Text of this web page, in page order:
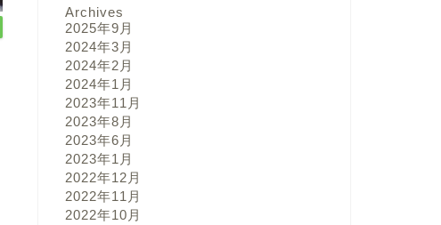
Archives
2025年9月
2024年3月
2024年2月
2024年1月
2023年11月
2023年8月
2023年6月
2023年1月
2022年12月
2022年11月
2022年10月